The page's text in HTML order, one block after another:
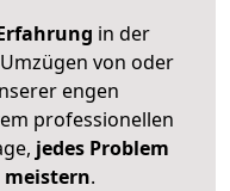
in der
von oder
engen
professionellen
jedes Problem
meistern.